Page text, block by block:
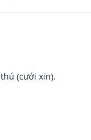
(cưới xin).